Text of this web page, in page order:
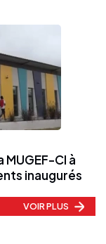
CI à
inaugurés
VOIR PLUS